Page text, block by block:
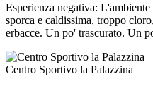
Esperienza negativa: L'ambiente
sporca e caldissima, troppo
erbacce. Un po' trascurato. Un
Centro Sportivo la Palazzina